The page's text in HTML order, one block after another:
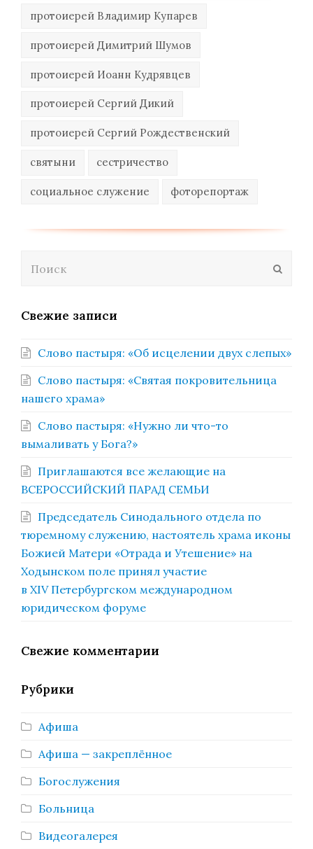
протоиерей Владимир Купарев
протоиерей Димитрий Шумов
протоиерей Иоанн Кудрявцев
протоиерей Сергий Дикий
протоиерей Сергий Рождественский
святыни сестричество
социальное служение фоторепортаж
Свежие записи
Слово пастыря: «Об исцелении двух слепых»
Слово пастыря: «Святая покровительница
нашего храма»
Слово пастыря: «Нужно ли что-то
вымаливать у Бога?»
Приглашаются все желающие на
ВСЕРОССИЙСКИЙ ПАРАД СЕМЬИ
Председатель Синодального отдела по
тюремному служению, настоятель храма иконы
Божией Матери «Отрада и Утешение» на
Ходынском поле принял участие
в XIV Петербургском международном
юридическом форуме
Свежие комментарии
Рубрики
Афиша
Афиша — закреплённое
Богослужения
Больница
Видеогалерея